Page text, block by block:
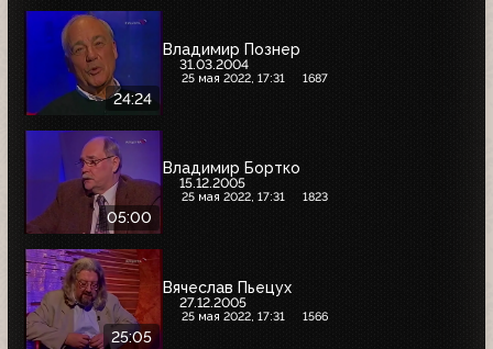
24:24
Владимир Познер
31.03.2004
25 мая 2022, 17:31 1687
05:00
Владимир Бортко
15.12.2005
25 мая 2022, 17:31 1823
25:05
Вячеслав Пьецух
27.12.2005
25 мая 2022, 17:31 1566